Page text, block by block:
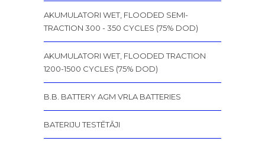
AKUMULATORI WET, FLOODED SEMI-
TRACTION 300 - 350 CYCLES (75% DOD)
AKUMULATORI WET, FLOODED TRACTION
1200-1500 CYCLES (75% DOD)
B.B. BATTERY AGM VRLA BATTERIES
BATERIJU TESTĒTĀJI